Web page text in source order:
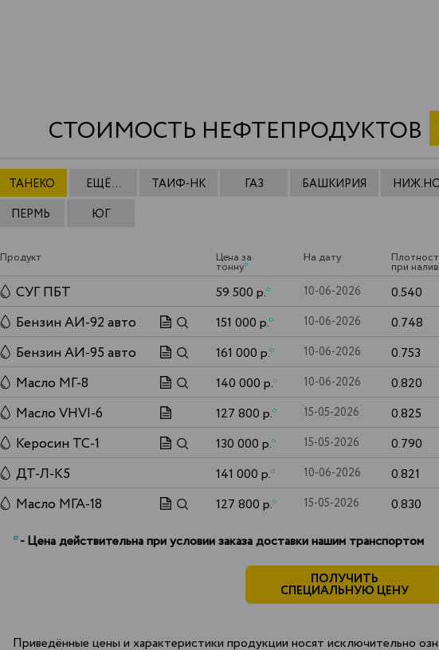
СТОИМОСТЬ НЕФТЕПРОДУКТОВ
ТАНЕКО ЕЩЁ ... ТАИФ-НК ГАЗ БАШКИРИЯ
ПЕРМЬ
ЮГ
Продукт Цена за
тонну*
На дату
при
СУГ ПБТ 59 500 р.* 10-06-2026 0.540
Бензин АИ-92 авто 151 000 р.* 10-06-2026 0.748
Бензин АИ-95 авто 161 000 р.* 10-06-2026 0.753
Масло МГ-8 140 000 р.* 10-06-2026 0.820
Масло VHVI-6 127 800 р.* 15-05-2026 0.825
Керосин ТС-1 130 000 р.* 15-05-2026 0.790
ДТ-Л-К5 141 000 р.* 10-06-2026 0.821
Масло МГА-18 127 800 р.* 15-05-2026 0.830
*- Цена действительна при условии заказа доставки нашим транспортом
ПОЛУЧИТЬ
СПЕЦИАЛЬНУЮ ЦЕНУ
Приведённые цены и характеристики продукции носят исключительно